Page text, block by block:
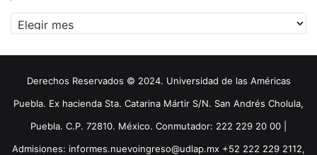
Archivos
Derechos Reservados © 2024. Universidad de las Américas
Puebla. Ex hacienda Sta. Catarina Mártir S/N. San Andrés Cholula,
Puebla. C.P. 72810. México. Conmutador: 222 229 20 00 |
Admisiones: informes.nuevoingreso@udlap.mx +52 222 229 2112,